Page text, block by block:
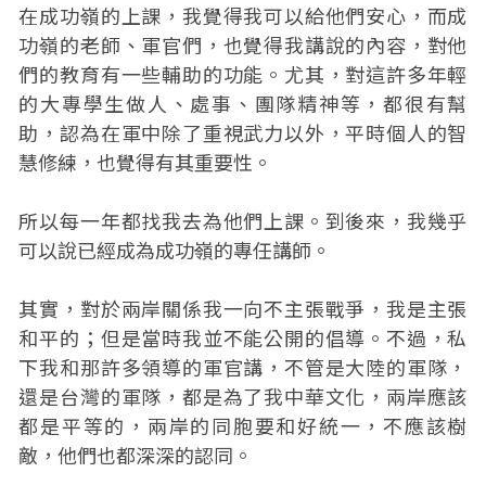
在成功嶺的上課，我覺得我可以給他們安心，而成
功嶺的老師、軍官們，也覺得我講說的內容，對他
們的教育有一些輔助的功能。尤其，對這許多年輕
的大專學生做人、處事、團隊精神等，都很有幫
助，認為在軍中除了重視武力以外，平時個人的智
慧修練，也覺得有其重要性。
所以每一年都找我去為他們上課。到後來，我幾乎
可以說已經成為成功嶺的專任講師。
其實，對於兩岸關係我一向不主張戰爭，我是主張
和平的；但是當時我並不能公開的倡導。不過，私
下我和那許多領導的軍官講，不管是大陸的軍隊，
還是台灣的軍隊，都是為了我中華文化，兩岸應該
都是平等的，兩岸的同胞要和好統一，不應該樹
敵，他們也都深深的認同。